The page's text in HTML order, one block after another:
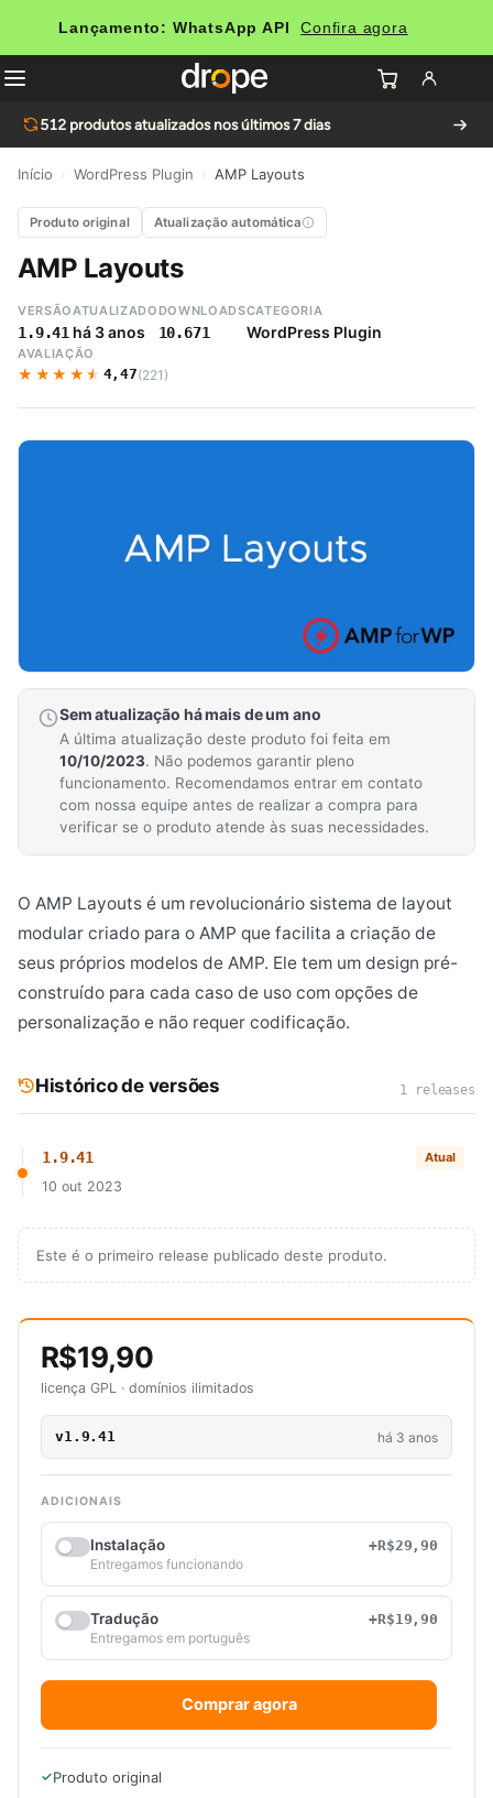
Lançamento: WhatsApp API Confira agora
512 produtos atualizados nos últimos 7 dias
Início WordPress Plugin AMP Layouts
Produto original Atualização automática
AMP Layouts
VERSÃO
1.9.41
ATUALIZADO
há 3 anos
DOWNLOADS
10.671
CATEGORIA
WordPress Plugin
AVALIAÇÃO
★★★★★
★★★★★ 4,47(221)
Sem atualização há mais de um ano
A última atualização deste produto foi feita em
10/10/2023. Não podemos garantir pleno
funcionamento. Recomendamos entrar em contato
com nossa equipe antes de realizar a compra para
verificar se o produto atende às suas necessidades.
O AMP Layouts é um revolucionário sistema de layout
modular criado para o AMP que facilita a criação de
seus próprios modelos de AMP. Ele tem um design pré-
construído para cada caso de uso com opções de
personalização e não requer codificação.
Histórico de versões 1 releases
1.9.41 Atual
10 out 2023
Este é o primeiro release publicado deste produto.
R$19,90
licença GPL · domínios ilimitados
v1.9.41 há 3 anos
ADICIONAIS
Instalação
+R$29,90
Entregamos funcionando
Tradução
+R$19,90
Entregamos em português
Comprar agora
Produto original